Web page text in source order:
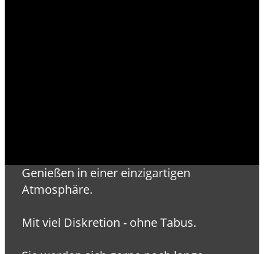
Genießen in einer einzigartigen
Atmosphäre.
Mit viel Diskretion - ohne Tabus.